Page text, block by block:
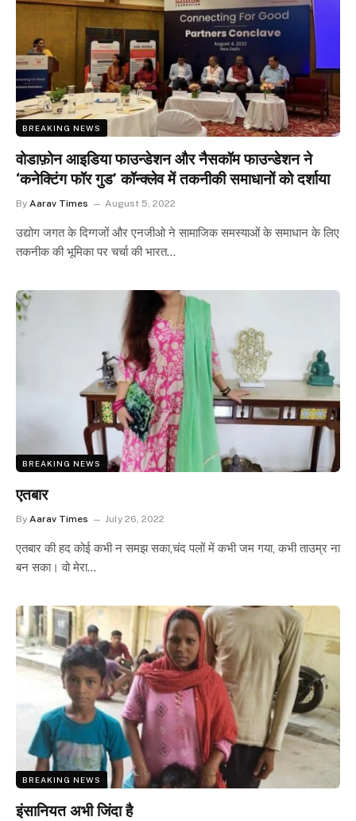
BREAKING NEWS
वोडाफ़ोन आइडिया फाउन्डेशन और नैसकॉम फाउन्डेशन ने
‘कनेक्टिंग फॉर गुड’ कॉन्क्लेव में तकनीकी समाधानों को दर्शाया
By Aarav Times August 5, 2022
उद्योग जगत के दिग्गजों और एनजीओ ने सामाजिक समस्याओं के समाधान के लिए
तकनीक की भूमिका पर चर्चा की भारत…
BREAKING NEWS
एतबार
By Aarav Times July 26, 2022
एतबार की हद कोई कभी न समझ सका,चंद पलों में कभी जम गया, कभी ताउम्र ना
बन सका। वो मेरा…
BREAKING NEWS
इंसानियत अभी जिंदा है